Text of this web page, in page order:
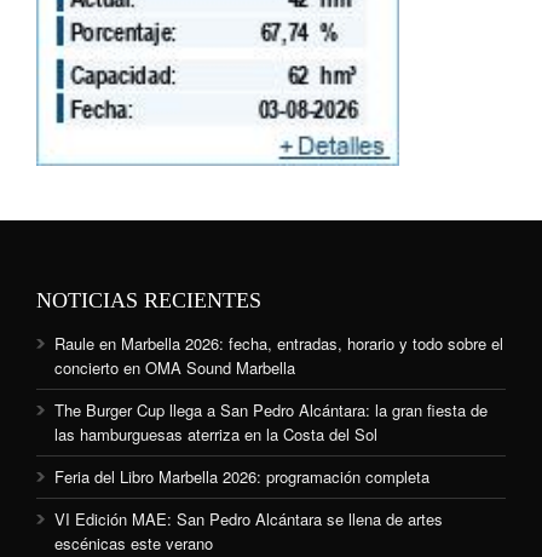
NOTICIAS RECIENTES
Raule en Marbella 2026: fecha, entradas, horario y todo sobre el
concierto en OMA Sound Marbella
The Burger Cup llega a San Pedro Alcántara: la gran fiesta de
las hamburguesas aterriza en la Costa del Sol
Feria del Libro Marbella 2026: programación completa
VI Edición MAE: San Pedro Alcántara se llena de artes
escénicas este verano